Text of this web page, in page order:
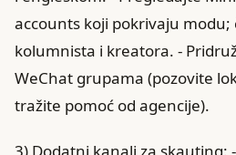
accounts koji pokrivaju modu;
kolumnista i kreatora. -
WeChat grupama (pozovite
tražite pomoć od agencije).